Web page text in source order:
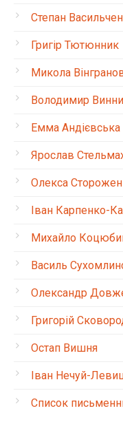
Степан
Григір Тютюнник
Микола
Володимир
Емма Андієвська
Ярослав
Олекса
Іван Карпенко-
Михайло
Василь
Олександр
Григорій
Остап Вишня
Іван Нечуй-
Список